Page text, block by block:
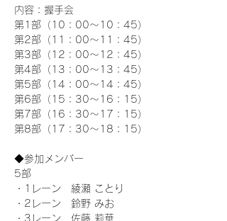
内容：握手会
第1部（10：00～10：45）
第2部（11：00～11：45）
第3部（12：00～12：45）
第4部（13：00～13：45）
第5部（14：00～14：45）
第6部（15：30～16：15）
第7部（16：30～17：15）
第8部（17：30～18：15）
◆参加メンバー
5部
・1レーン　綾瀬 ことり
・2レーン　鈴野 みお
・3レーン　佐藤 莉華